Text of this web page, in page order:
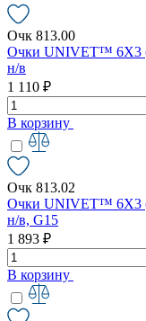
Очк 813.00
Очки UNIVET™ 6X3
н/в
1 110 ₽
В корзину
Очк 813.02
Очки UNIVET™ 6X3
н/в, G15
1 893 ₽
В корзину